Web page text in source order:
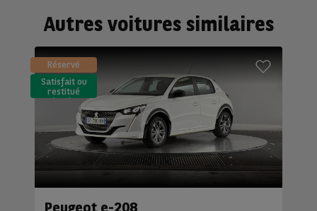
Autres voitures similaires
Réservé
Satisfait ou
restitué
(LLD)*